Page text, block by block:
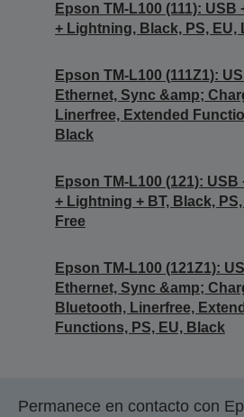
Epson TM-L100 (111): USB
+ Lightning, Black, PS, EU,
Epson TM-L100 (111Z1):
Ethernet, Sync &amp;
Linerfree, Extended
Black
Epson TM-L100 (121): USB
+ Lightning + BT, Black,
Free
Epson TM-L100 (121Z1):
Ethernet, Sync &amp;
Bluetooth, Linerfree,
Functions, PS, EU, Black
Permanece en contacto con